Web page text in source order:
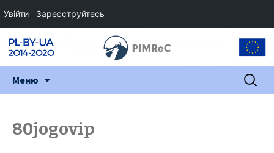
Меню Пошук:
80jogovip
Увійти Зареєструйтесь